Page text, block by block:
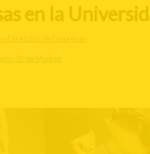
en la
Dirección de Empresas
III de Madrid